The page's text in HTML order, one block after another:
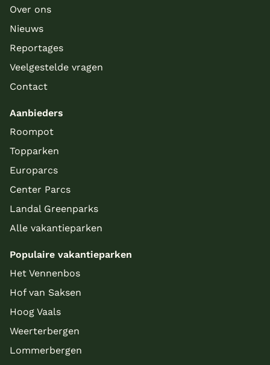
Over ons
Nieuws
Reportages
Veelgestelde vragen
Contact
Aanbieders
Roompot
Topparken
Europarcs
Center Parcs
Landal Greenparks
Alle vakantieparken
Populaire vakantieparken
Het Vennenbos
Hof van Saksen
Hoog Vaals
Weerterbergen
Lommerbergen